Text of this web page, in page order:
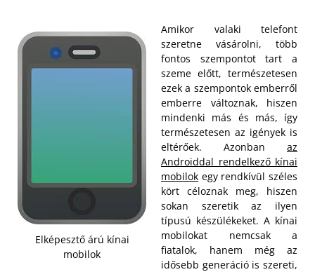
Elképesztő árú kínai
mobilok
Amikor valaki telefont
szeretne vásárolni, több
fontos szempontot tart a
szeme előtt, természetesen
ezek a szempontok emberről
emberre változnak, hiszen
mindenki más és más, így
természetesen az igények is
eltérőek. Azonban az
Androiddal rendelkező kínai
mobilok egy rendkívül széles
kört céloznak meg, hiszen
sokan szeretik az ilyen
típusú készülékeket. A kínai
mobilokat nemcsak a
fiatalok, hanem még az
idősebb generáció is szereti,